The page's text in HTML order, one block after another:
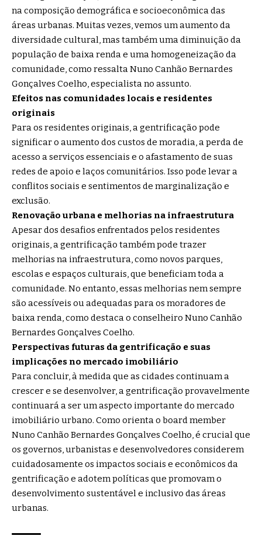
na composição demográfica e socioeconômica das
áreas urbanas. Muitas vezes, vemos um aumento da
diversidade cultural, mas também uma diminuição da
população de baixa renda e uma homogeneização da
comunidade, como ressalta Nuno Canhão Bernardes
Gonçalves Coelho, especialista no assunto.
Efeitos nas comunidades locais e residentes
originais
Para os residentes originais, a gentrificação pode
significar o aumento dos custos de moradia, a perda de
acesso a serviços essenciais e o afastamento de suas
redes de apoio e laços comunitários. Isso pode levar a
conflitos sociais e sentimentos de marginalização e
exclusão.
Renovação urbana e melhorias na infraestrutura
Apesar dos desafios enfrentados pelos residentes
originais, a gentrificação também pode trazer
melhorias na infraestrutura, como novos parques,
escolas e espaços culturais, que beneficiam toda a
comunidade. No entanto, essas melhorias nem sempre
são acessíveis ou adequadas para os moradores de
baixa renda, como destaca o conselheiro Nuno Canhão
Bernardes Gonçalves Coelho.
Perspectivas futuras da gentrificação e suas
implicações no mercado imobiliário
Para concluir, à medida que as cidades continuam a
crescer e se desenvolver, a gentrificação provavelmente
continuará a ser um aspecto importante do mercado
imobiliário urbano. Como orienta o board member
Nuno Canhão Bernardes Gonçalves Coelho, é crucial que
os governos, urbanistas e desenvolvedores considerem
cuidadosamente os impactos sociais e econômicos da
gentrificação e adotem políticas que promovam o
desenvolvimento sustentável e inclusivo das áreas
urbanas.